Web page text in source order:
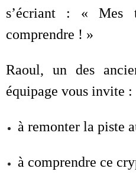
s’écriant : « Mes
comprendre ! »
Raoul, un des
équipage vous invite :
à remonter la piste
à comprendre ce